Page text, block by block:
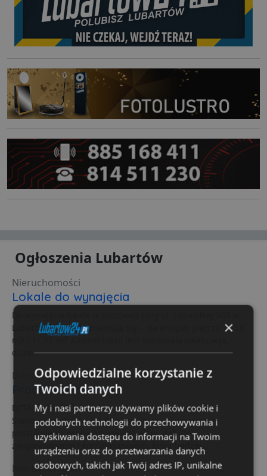
Ogłoszenia Lubartów
Nieruchomości
Lokale do wynajęcia
Do wynajęcia lokale w biurowcu przy ul. Lubelskiej 36B w
Lubartowie. Lokale znajdują się: - na drugim piętrze 16,53
m2 i 11,25 m2 Atutem lokali jest doskonała lokalizacja,
duże...
Dam pracę / zlecenie
Pracownik biurowy
BETAX LUBARTÓW Sp. z o.o. poszukuje pracownika
Stanowisko: Pracownik Biurowy Do naszego zespołu
poszukujemy osoby odpowiedzialnej, dobrze
zorganizowanej i komunikatywnej, która będzie...
Nieruchomości
×
Odpowiedzialne korzystanie z
Twoich danych
My i nasi partnerzy używamy plików cookie i
podobnych technologii do przechowywania i
uzyskiwania dostępu do informacji na Twoim
urządzeniu oraz do przetwarzania danych
osobowych, takich jak Twój adres IP, unikalne